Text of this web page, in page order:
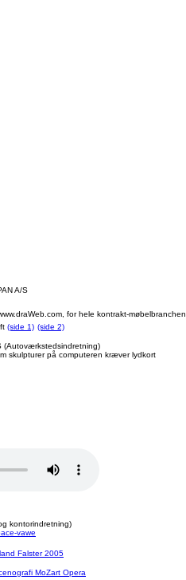
A/S
for hele kontrakt-møbelbranchen.
(side 1) (side 2)
(Autoværkstedsindretning)
skulpturer på computeren kræver lydkort
kontorindretning)
vawe
Falster 2005
MoZart Opera